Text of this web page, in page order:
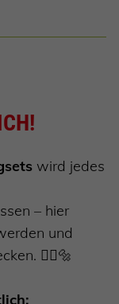
wird jedes
– hier
und
👷‍♀️🔩